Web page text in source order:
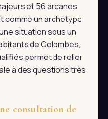
et 56 arcanes
comme un archétype
situation sous un
de Colombes,
permet de relier
à des questions très
consultation de